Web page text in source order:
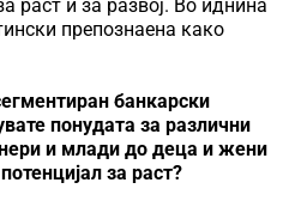
раст и за развој. Во иднина
препознаена како
банкарски
понудата за различни
и млади до деца и жени
за раст?